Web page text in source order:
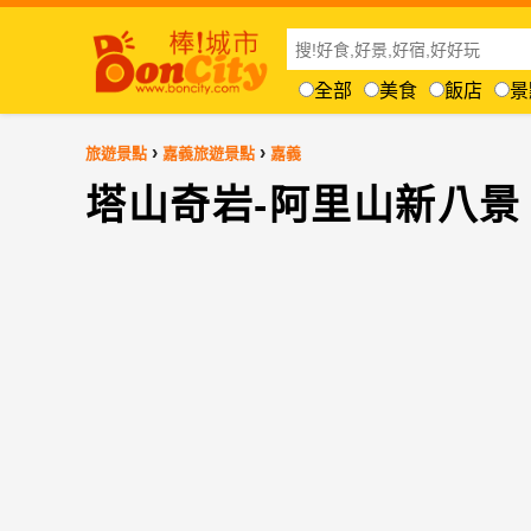
全部 美食 飯店
旅遊景點 › 嘉義旅遊景點 › 嘉義
塔山奇岩-阿里山新八景